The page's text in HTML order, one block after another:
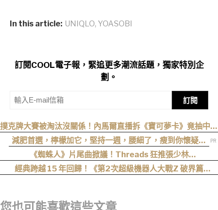
In this article: UNIQLO, YOASOBI
訂閱COOL電子報，緊追更多潮流話題，獨家特別企
劃。
訂閱
撲克牌大賽被淘汰沒關係！內馬爾直播拆《寶可夢卡》竟抽中超
猛神包
減肥首選，檸檬加它，堅持一週，腰細了，瘦到你懷疑人
生
《蜘蛛人》片尾曲掀議！Threads 狂推張少林
〈SpiderMan〉，網友：播這個直接神作預定
經典跨越 15 年回歸！《第2次超級機器人大戰Z 破界篇
您也可能喜歡這些文章